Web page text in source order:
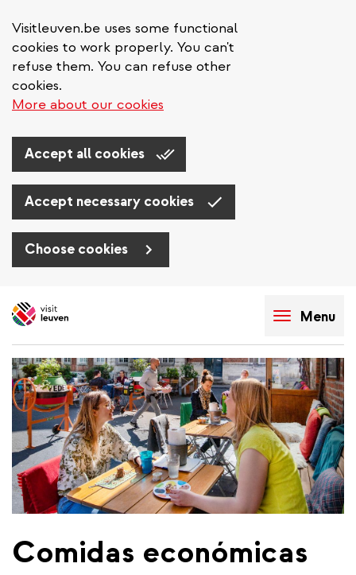
Visitleuven.be uses some functional
cookies to work properly. You can't
refuse them. You can refuse other
cookies.
More about our cookies
Accept all cookies
Accept necessary cookies
Choose cookies
to
content
Menu
Comidas económicas